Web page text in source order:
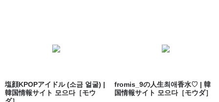
塩顔KPOPアイドル (소금 얼굴) |
韓国情報サイト 모으다［モウ
fromis_9の人生최애香水♡ | 韓
国情報サイト 모으다［モウダ］